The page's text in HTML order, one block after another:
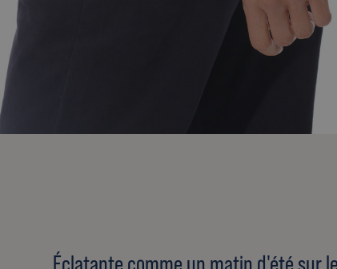
Éclatante comme un matin d'été sur